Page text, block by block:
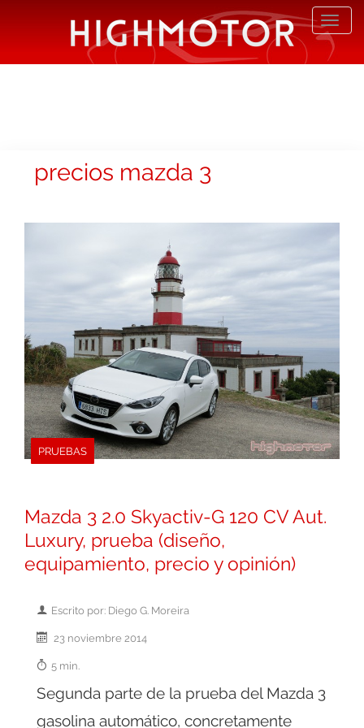
precios mazda 3
PRUEBAS
Mazda 3 2.0 Skyactiv-G 120 CV Aut.
Luxury, prueba (diseño,
equipamiento, precio y opinión)
Escrito por: Diego G. Moreira
23 noviembre 2014
5 min.
Segunda parte de la prueba del Mazda 3
gasolina automático, concretamente